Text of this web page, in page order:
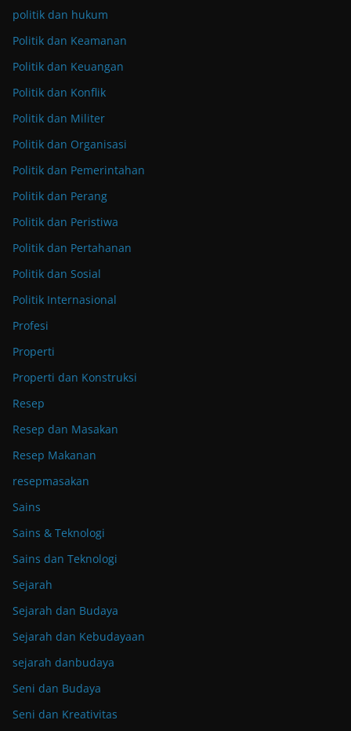
politik dan hukum
Politik dan Keamanan
Politik dan Keuangan
Politik dan Konflik
Politik dan Militer
Politik dan Organisasi
Politik dan Pemerintahan
Politik dan Perang
Politik dan Peristiwa
Politik dan Pertahanan
Politik dan Sosial
Politik Internasional
Profesi
Properti
Properti dan Konstruksi
Resep
Resep dan Masakan
Resep Makanan
resepmasakan
Sains
Sains & Teknologi
Sains dan Teknologi
Sejarah
Sejarah dan Budaya
Sejarah dan Kebudayaan
sejarah danbudaya
Seni dan Budaya
Seni dan Kreativitas